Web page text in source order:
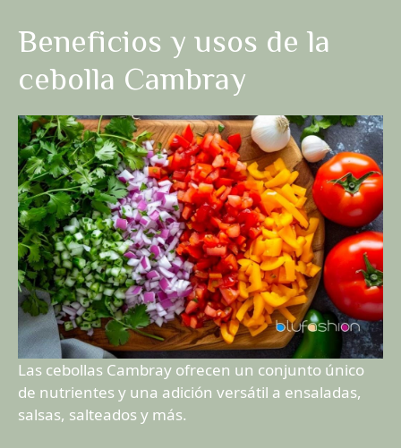
Beneficios y usos de la
cebolla Cambray
Las cebollas Cambray ofrecen un conjunto único
de nutrientes y una adición versátil a ensaladas,
salsas, salteados y más.